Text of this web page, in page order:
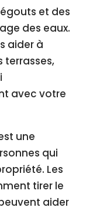
et des
des eaux.
aider à
terrasses,
avec votre
une
qui
Les
tirer le
aider